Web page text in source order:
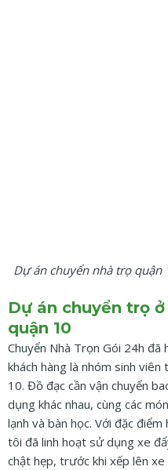
Dự án chuyển nhà trọ quận
Dự án chuyển trọ
quận 10
Chuyển Nhà Trọn Gói 24h
khách hàng là nhóm sinh
10. Đồ đạc cần vận chuyển
dụng khác nhau, cùng các
lạnh và bàn học. Với đặc
tôi đã linh hoạt sử dụng xe
chật hẹp, trước khi xếp lên